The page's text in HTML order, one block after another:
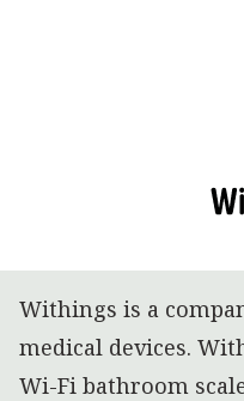
Withings is a
medical devices.
Wi-Fi bathroom